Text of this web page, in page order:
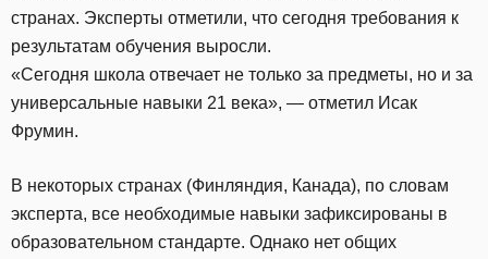
странах. Эксперты отметили, что сегодня требования к
результатам обучения выросли.
«Сегодня школа отвечает не только за предметы, но и за
универсальные навыки 21 века», — отметил Исак
Фрумин.
В некоторых странах (Финляндия, Канада), по словам
эксперта, все необходимые навыки зафиксированы в
образовательном стандарте. Однако нет общих